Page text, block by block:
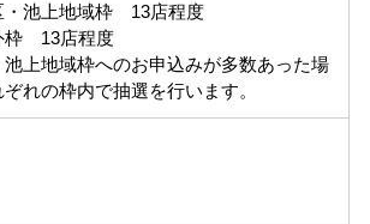
・池上地域枠 13店程度
枠 13店程度
上地域枠へのお申込みが多数あった場
れの枠内で抽選を行います。